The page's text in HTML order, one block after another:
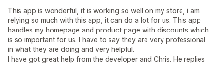
This app is wonderful, it is working so well on my store, i am
relying so much with this app, it can do a lot for us. This app
handles my homepage and product page with discounts which
is so important for us. I have to say they are very professional
in what they are doing and very helpful.
I have got great help from the developer and Chris. He replies